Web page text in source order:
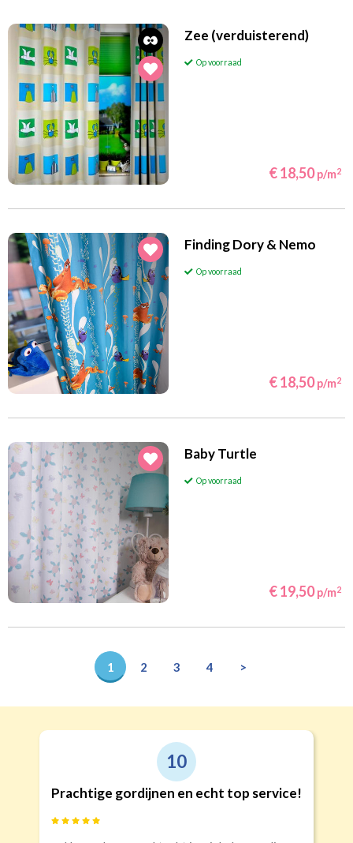
Zee (verduisterend)
Op voorraad
€ 18,50 p/m2
Finding Dory & Nemo
Op voorraad
€ 18,50 p/m2
Baby Turtle
Op voorraad
€ 19,50 p/m2
1 2 3 4 >
9
Goede kwaliteit en service!